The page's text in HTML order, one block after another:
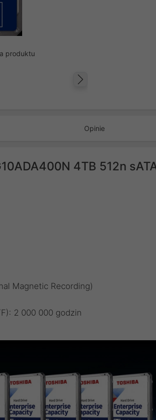
produktu
Opinie
4TB 512n
Magnetic Recording)
2 000 000 godzin